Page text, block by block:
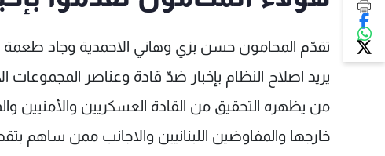
تقدّم المحامون حسن بزي وهاني الاحمدية وجاد
يريد اصلاح النظام بإخبار ضدّ قادة وعناصر
من يظهره التحقيق من القادة العسكريين والأمنيين
خارجها والمفاوضين اللبنانيين والاجانب ممن ساهم